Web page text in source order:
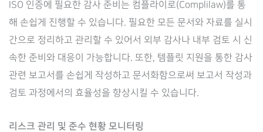
ISO 인증에 필요한 감사 준비는 컴플라이로(Complilaw)를 통
해 손쉽게 진행할 수 있습니다. 필요한 모든 문서와 자료를 실시
간으로 정리하고 관리할 수 있어서 외부 감사나 내부 검토 시 신
속한 준비와 대응이 가능합니다. 또한, 템플릿 지원을 통한 감사
관련 보고서를 손쉽게 작성하고 문서화함으로써 보고서 작성과
검토 과정에서의 효율성을 향상시킬 수 있습니다.
리스크 관리 및 준수 현황 모니터링